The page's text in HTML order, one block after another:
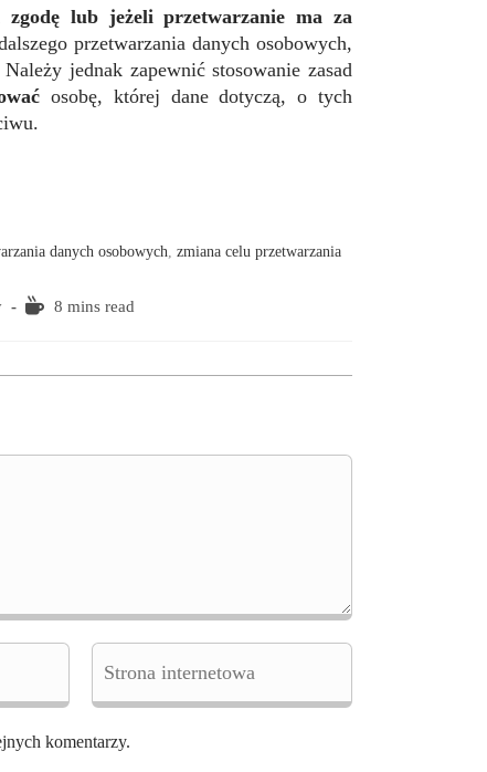
zgodę lub jeżeli przetwarzanie ma za
przetwarzania danych osobowych,
Należy jednak zapewnić stosowanie zasad
osobę, której dane dotyczą, o tych
danych osobowych zmiana celu przetwarzania
Reading8 mins read
Enter
your
(optional)
komentarzy.